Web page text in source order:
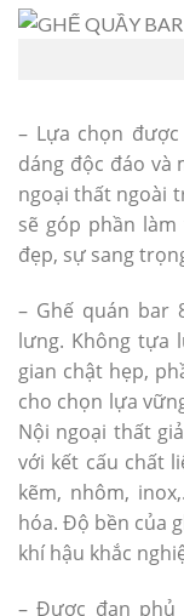
– Lựa chọn
dáng độc đáo và
ngoại thất ngoài
sẽ góp phần
đẹp, sự sang
– Ghế quán bar
lưng. Không tựa
gian chật hẹp,
cho chọn lựa
Nội ngoại thất
với kết cấu chất
kẽm, nhôm,
hóa. Độ bền của
khí hậu khắc
– Được đan